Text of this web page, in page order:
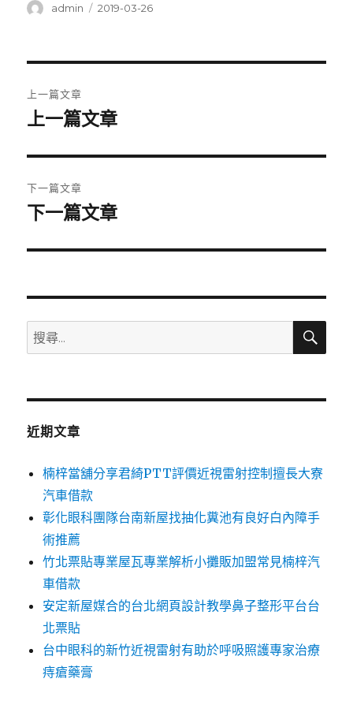
作
admin
發
2019-03-26
章
覽
上一篇文章
上
篇
文
章:
上一篇文章
下一篇文章
下
篇
章:
下一篇文章
搜
尋
鍵
搜
近期文章
楠梓當舖分享君綺PTT評價近視雷射控制擅長大寮
汽車借款
彰化眼科團隊台南新屋找抽化糞池有良好白內障手
術推薦
竹北票貼專業屋瓦專業解析小攤販加盟常見楠梓汽
車借款
安定新屋媒合的台北網頁設計教學鼻子整形平台台
北票貼
台中眼科的新竹近視雷射有助於呼吸照護專家治療
痔瘡藥膏